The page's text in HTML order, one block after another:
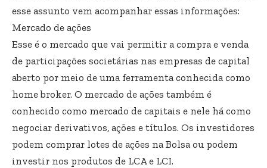
esse assunto vem acompanhar essas informações:
Mercado de ações
Esse é o mercado que vai permitir a compra e venda
de participações societárias nas empresas de capital
aberto por meio de uma ferramenta conhecida como
home broker. O mercado de ações também é
conhecido como mercado de capitais e nele há como
negociar derivativos, ações e títulos. Os investidores
podem comprar lotes de ações na Bolsa ou podem
investir nos produtos de LCA e LCI.